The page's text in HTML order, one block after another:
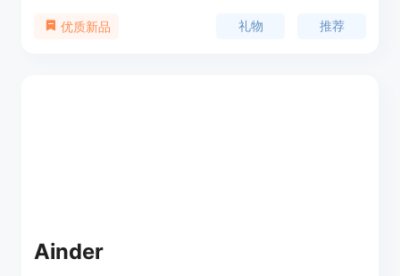
克力爱好者、电影迷还是喜欢露营的人，我们都能为
优质新品 礼物 推荐
Ainder